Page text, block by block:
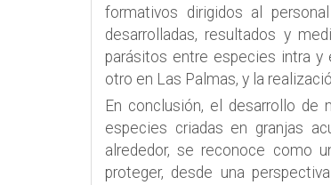
formativos dirigidos al
desarrolladas, resultados y
parásitos entre especies intra y
otro en Las Palmas, y la
En conclusión, el desarrollo
especies criadas en granjas
alrededor, se reconoce como
proteger, desde una